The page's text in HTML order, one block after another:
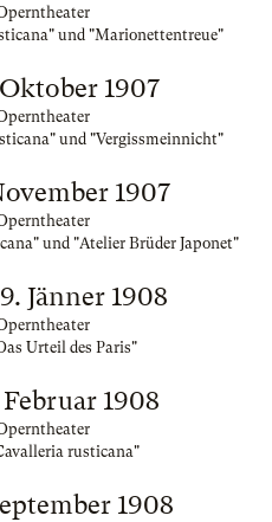
und "Marionettentreue"
1907
und "Vergissmeinnicht"
1907
und "Atelier Brüder Japonet"
Jänner 1908
Urteil des Paris"
1908
rusticana"
1908